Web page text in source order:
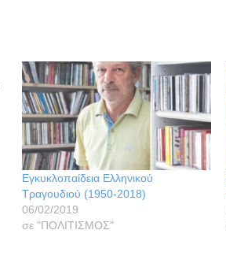
Εγκυκλοπαίδεια Ελληνικού
Τραγουδιού (1950-2018)
06/02/2019
σε "ΠΟΛΙΤΙΣΜΟΣ"